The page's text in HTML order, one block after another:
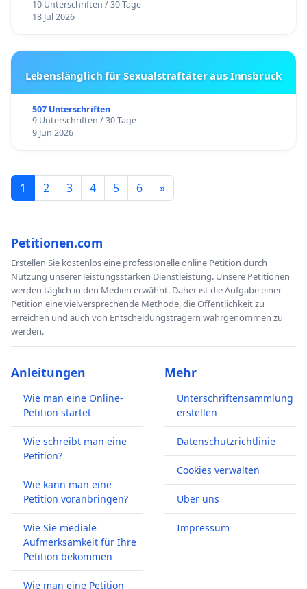
10 Unterschriften / 30 Tage
18 Jul 2026
Lebenslänglich für Sexualstraftäter aus Innsbruck
507 Unterschriften
9 Unterschriften / 30 Tage
9 Jun 2026
1 2 3 4 5 6 »
Petitionen.com
Erstellen Sie kostenlos eine professionelle online Petition durch
Nutzung unserer leistungsstarken Dienstleistung. Unsere Petitionen
werden täglich in den Medien erwähnt. Daher ist die Aufgabe einer
Petition eine vielversprechende Methode, die Öffentlichkeit zu
erreichen und auch von Entscheidungsträgern wahrgenommen zu
werden.
Anleitungen
Wie man eine Online-
Petition startet
Wie schreibt man eine
Petition?
Wie kann man eine
Petition voranbringen?
Wie Sie mediale
Aufmerksamkeit für Ihre
Petition bekommen
Wie man eine Petition
Mehr
Unterschriftensammlung
erstellen
Datenschutzrichtlinie
Cookies verwalten
Über uns
Impressum